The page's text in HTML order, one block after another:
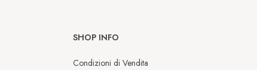
SHOP INFO
Condizioni di Vendita